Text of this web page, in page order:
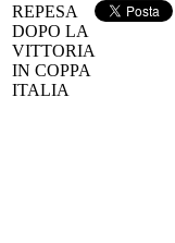
REPESA
DOPO LA
VITTORIA
IN COPPA
ITALIA